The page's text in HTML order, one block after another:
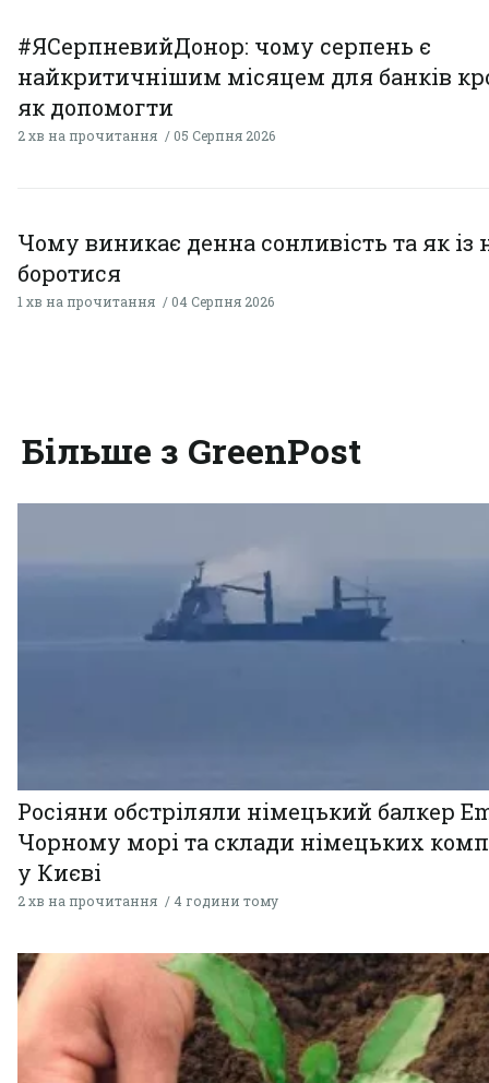
#ЯСерпневийДонор: чому серпень є
найкритичнішим місяцем для банків
як допомогти
2 хв на прочитання 05 Серпня 2026
Чому виникає денна сонливість та як із
боротися
1 хв на прочитання 04 Серпня 2026
Більше з GreenPost
Росіяни обстріляли німецький балкер
Чорному морі та склади німецьких
у Києві
2 хв на прочитання 4 години тому